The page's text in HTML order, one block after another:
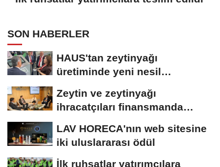
SON HABERLER
HAUS'tan zeytinyağı
üretiminde yeni nesil
Zeytin ve zeytinyağı
ihracatçıları finansmanda
LAV HORECA'nın web sitesine
iki uluslararası ödül
İlk ruhsatlar yatırımcılara